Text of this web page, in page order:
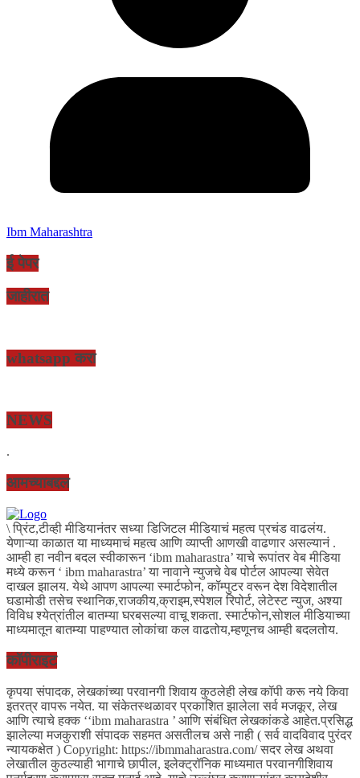
Ibm Maharashtra
ई पेपर
जाहीरात
whatsapp करा
NEWS
.
आमच्याबद्दल
\ प्रिंट,टीव्ही मीडियानंतर सध्या डिजिटल मीडियाचं महत्व प्रचंड वाढलंय.
येणाऱ्या काळात या माध्यमाचं महत्व आणि व्याप्ती आणखी वाढणार असल्यानं .
आम्ही हा नवीन बदल स्वीकारून ‘ibm maharastra’ याचे रूपांतर वेब मीडिया
मध्ये करून ‘ ibm maharastra’ या नावाने न्युजचे वेब पोर्टल आपल्या सेवेत
दाखल झालय. येथे आपण आपल्या स्मार्टफोन, कॉम्पुटर वरून देश विदेशातील
घडामोडी तसेच स्थानिक,राजकीय,क्राइम,स्पेशल रिपोर्ट, लेटेस्ट न्युज, अश्या
विविध श्येत्रांतील बातम्या घरबसल्या वाचू शकता. स्मार्टफोन,सोशल मीडियाच्या
माध्यमातून बातम्या पाहण्यात लोकांचा कल वाढतोय,म्हणूनच आम्ही बदलतोय.
कॉपीराइट
कृपया संपादक, लेखकांच्या परवानगी शिवाय कुठलेही लेख कॉपी करू नये किवा
इतरत्र वापरू नयेत. या संकेतस्थळावर प्रकाशित झालेला सर्व मजकूर, लेख
आणि त्याचे हक्क ‘‘ibm maharastra ’ आणि संबंधित लेखकांकडे आहेत.प्रसिद्ध
झालेल्या मजकुराशी संपादक सहमत असतीलच असे नाही ( सर्व वादविवाद पुरंदर
न्यायकक्षेत ) Copyright: https://ibmmaharastra.com/ सदर लेख अथवा
लेखातील कुठल्याही भागाचे छापील, इलेक्ट्रॉनिक माध्यमात परवानगीशिवाय